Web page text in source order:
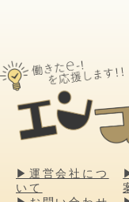
▶運営会社につ
いて